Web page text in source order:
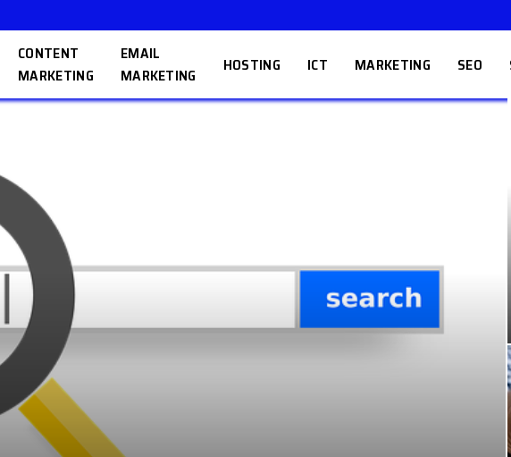
CONTENT
MARKETING
EMAIL
MARKETING
HOSTING ICT MARKETING SEO